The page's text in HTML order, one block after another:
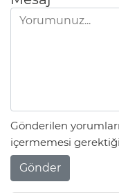
Gönderilen
içermemesi
Gönder